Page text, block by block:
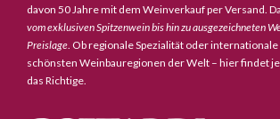
davon 50 Jahre mit dem Weinverkauf per Versand.
vom exklusiven Spitzenwein bis hin zu ausgezeichneten
Preislage. Ob regionale Spezialität oder
schönsten Weinbauregionen der Welt – hier findet
das Richtige.